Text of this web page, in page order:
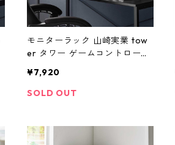
モニターラック 山崎実業 tow
er タワー ゲームコントローラ
ー台 10187 ホワイト
¥7,920
SOLD OUT